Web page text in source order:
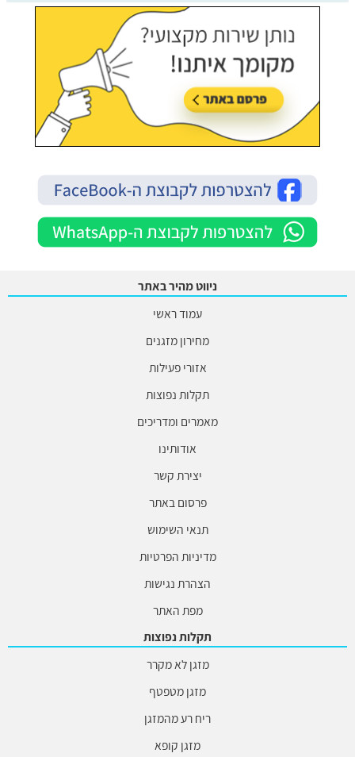
ניווט מהיר באתר
עמוד ראשי
מחירון מזגנים
אזורי פעילות
תקלות נפוצות
מאמרים ומדריכים
אודותינו
יצירת קשר
פרסום באתר
תנאי השימוש
מדיניות הפרטיות
הצהרת נגישות
מפת האתר
תקלות נפוצות
מזגן לא מקרר
מזגן מטפטף
ריח רע מהמזגן
מזגן קופא